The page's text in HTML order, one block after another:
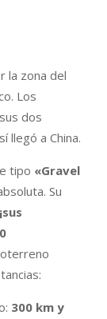
la zona del
Los
dos
llegó a China.
tipo «Gravel
Su
¡sus
300 km y